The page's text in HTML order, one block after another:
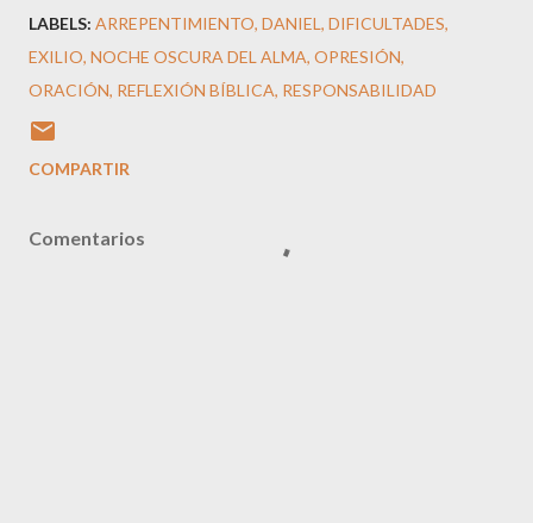
LABELS: ARREPENTIMIENTO DANIEL DIFICULTADES
EXILIO NOCHE OSCURA DEL ALMA OPRESIÓN
ORACIÓN REFLEXIÓN BÍBLICA RESPONSABILIDAD
COMPARTIR
Comentarios